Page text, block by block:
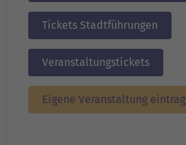
Tickets Stadtführungen
Veranstaltungstickets
Eigene Veranstaltung